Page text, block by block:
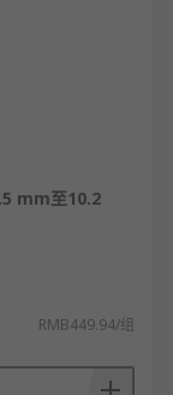
mm至10.2
RMB449.94/组